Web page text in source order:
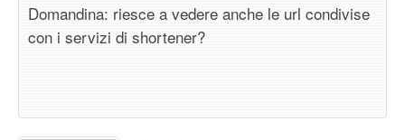
Domandina: riesce a vedere anche le url condivise
con i servizi di shortener?